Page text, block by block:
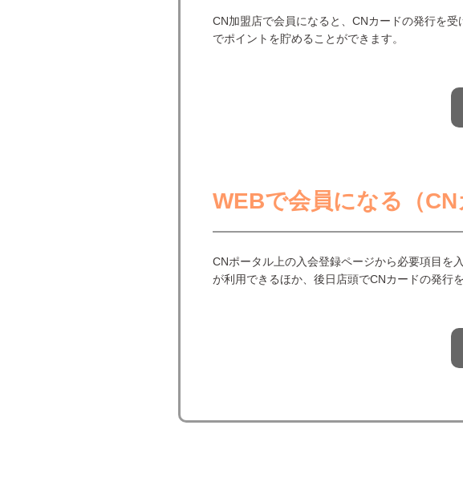
CN加盟店で会員になると、CNカードの発行を
でポイントを貯めることができます。
WEBで会員になる（CN
CNポータル上の入会登録ページから必要項目を
が利用できるほか、後日店頭でCNカードの発行